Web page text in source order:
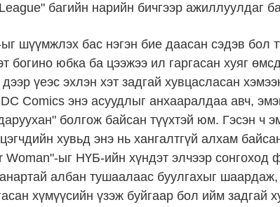
багийн нарийн бичгээр ажиллуулдаг
шүүмжлэх бас нэгэн бие даасан сэдэв бол
богино юбка ба цээжээ ил гаргасан хуяг
үеэс эхлэн хэт задгай хувцасласан
Comics энэ асуудлыг анхааралдаа авч,
болгож байсан түүхтэй юм. Гэсэн ч
хувьд энэ нь хангалтгүй алхам
Woman"-ыг НҮБ-ийн хүндэт элчээр сонгоход
албан тушаалаас буулгахыг шаардаж,
хүмүүсийн үзэж буйгаар бол ийм задгай